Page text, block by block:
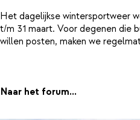
Het dagelijkse wintersportweer
t/m 31 maart. Voor degenen die
willen posten, maken we
Naar het forum...